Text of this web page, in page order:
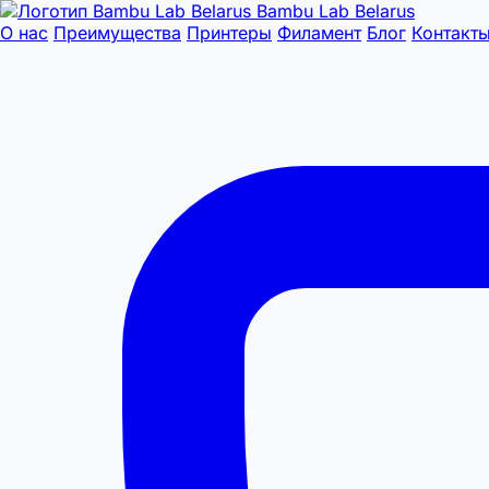
Bambu Lab Belarus
О нас Преимущества Принтеры Филамент Блог